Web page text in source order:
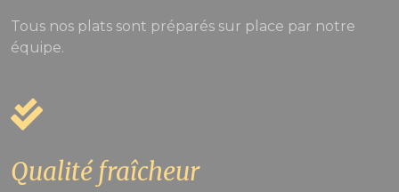
Tous nos plats sont préparés sur place par notre
équipe.
Qualité fraîcheur